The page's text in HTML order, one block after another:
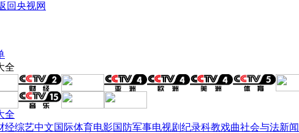
回央视网
全
全
经综艺中文国际体育电影国防军事电视剧纪录科教戏曲社会与法新闻